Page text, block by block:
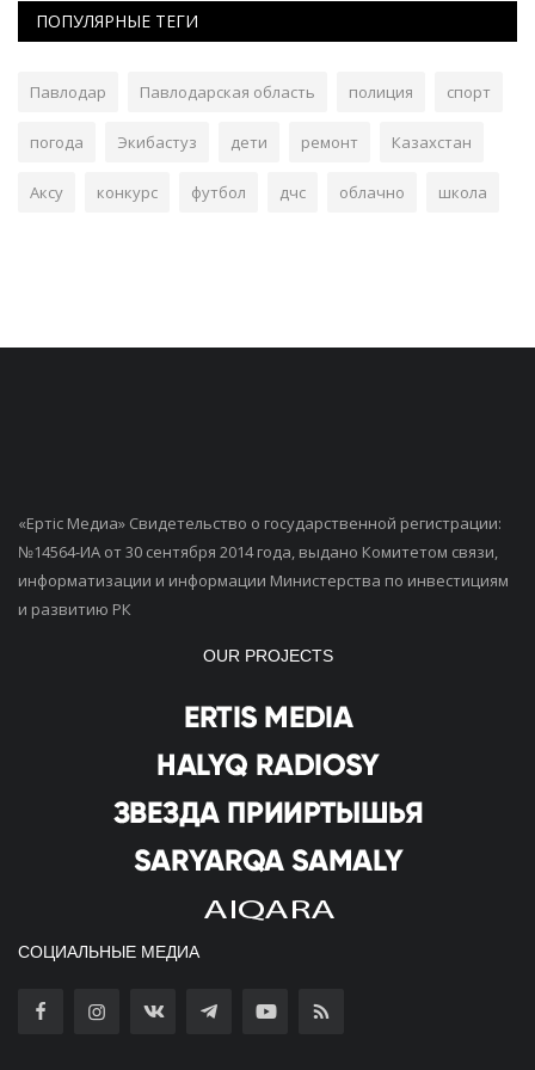
ПОПУЛЯРНЫЕ ТЕГИ
Павлодар Павлодарская область полиция спорт
погода Экибастуз дети ремонт Казахстан
Аксу конкурс футбол дчс облачно школа
«Ертiс Медиа» Свидетельство о государственной регистрации:
№14564-ИА от 30 сентября 2014 года, выдано Комитетом связи,
информатизации и информации Министерства по инвестициям
и развитию РК
OUR PROJECTS
СОЦИАЛЬНЫЕ МЕДИА